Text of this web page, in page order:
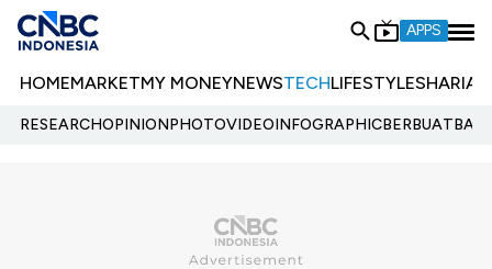
APPS
HOMEMARKETMY MONEYNEWSTECHLIFESTYLESHARIA
RESEARCHOPINIONPHOTOVIDEOINFOGRAPHIC